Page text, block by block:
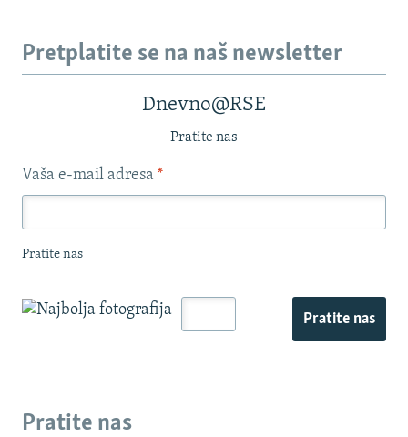
Pretplatite se na naš newsletter
Dnevno@RSE
Pratite nas
Vaša e-mail adresa *
Pratite nas
Pratite nas
Pratite nas